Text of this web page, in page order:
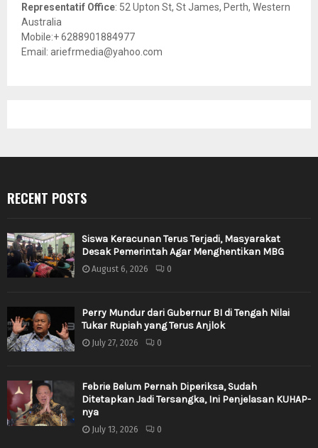
Representatif Office: 52 Upton St, St James, Perth, Western
Australia
Mobile:+ 6288901884977
Email: ariefrmedia@yahoo.com
RECENT POSTS
Siswa Keracunan Terus Terjadi, Masyarakat
Desak Pemerintah Agar Menghentikan MBG
August 6, 2026 0
Perry Mundur dari Gubernur BI di Tengah Nilai
Tukar Rupiah yang Terus Anjlok
July 27, 2026 0
Febrie Belum Pernah Diperiksa, Sudah
Ditetapkan Jadi Tersangka, Ini Penjelasan KUHAP-
nya
July 13, 2026 0